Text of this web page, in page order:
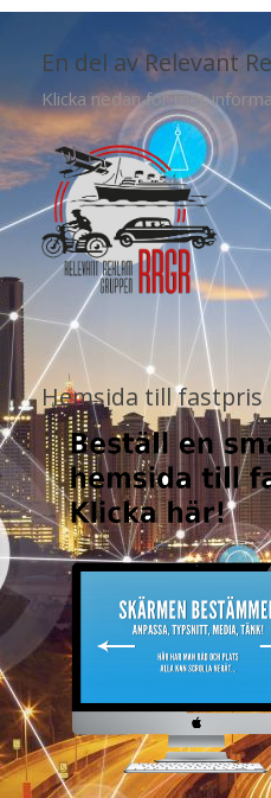
En del av Relevant
Klicka nedan för mer
Hemsida till fastpris